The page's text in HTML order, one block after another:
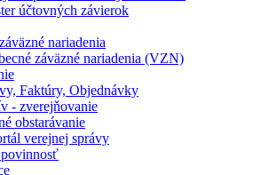
účtovných závierok
nariadenia
záväzné nariadenia (VZN)
Faktúry, Objednávky
- zverejňovanie
obstarávanie
verejnej správy